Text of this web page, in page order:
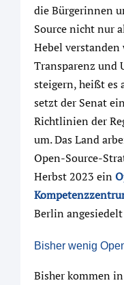
die Bürgerinnen
Source nicht nur
Hebel
Transparenz und
steigern, heißt es
setzt der Senat
Richtlinien der
um. Das Land
Open-Source-
Herbst 2023 ein
Berlin
Bisher wenig
Bisher kommen